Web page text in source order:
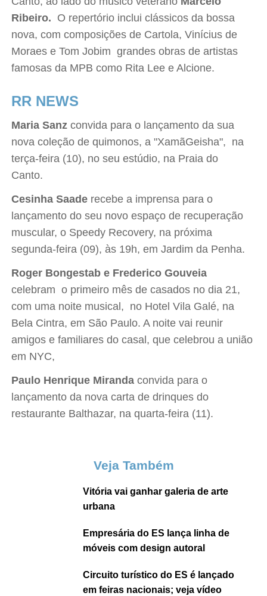
Ribeiro. O repertório inclui clássicos da bossa
nova, com composições de Cartola, Vinícius de
Moraes e Tom Jobim grandes obras de artistas
famosas da MPB como Rita Lee e Alcione.
RR NEWS
Maria Sanz convida para o lançamento da sua
nova coleção de quimonos, a "XamãGeisha", na
terça-feira (10), no seu estúdio, na Praia do
Canto.
Cesinha Saade recebe a imprensa para o
lançamento do seu novo espaço de recuperação
muscular, o Speedy Recovery, na próxima
segunda-feira (09), às 19h, em Jardim da Penha.
Roger Bongestab e Frederico Gouveia
celebram o primeiro mês de casados no dia 21,
com uma noite musical, no Hotel Vila Galé, na
Bela Cintra, em São Paulo. A noite vai reunir
amigos e familiares do casal, que celebrou a união
em NYC,
Paulo Henrique Mirandaconvida para o
lançamento da nova carta de drinques do
restaurante Balthazar, na quarta-feira (11).
Veja Também
Vitória vai ganhar galeria de arte
urbana
Empresária do ES lança linha de
móveis com design autoral
Circuito turístico do ES é lançado
em feiras nacionais; veja vídeo